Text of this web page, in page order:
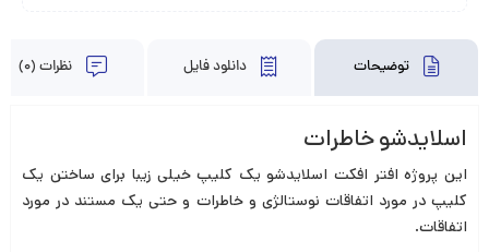
توضیحات دانلود فایل نظرات (0)
اسلایدشو خاطرات
این پروژه افتر افکت اسلایدشو یک کلیپ خیلی زیبا برای ساختن یک
کلیپ در مورد اتفاقات نوستالژی و خاطرات و حتی یک مستند در مورد
اتفاقات.